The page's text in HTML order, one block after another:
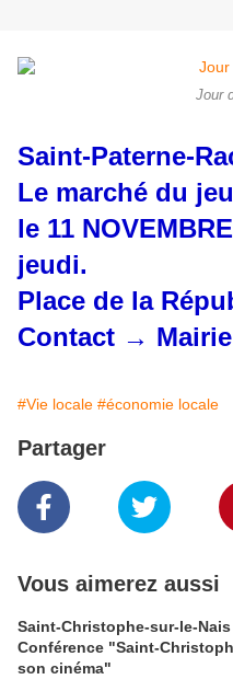
Jour
Saint-Paterne-
Le marché du
le 11
jeudi.
Place de la
Contact → Mairie
#Vie locale #économie locale
Partager
Vous aimerez aussi
Saint-Christophe-sur-le-Nais
Conférence "Saint-
son cinéma"